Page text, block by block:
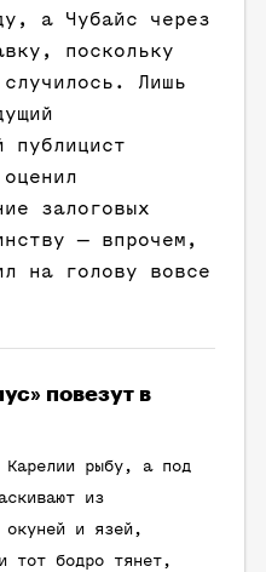
а Чубайс через
поскольку
Лишь
публицист
залоговых
— впрочем,
на голову вовсе
повезут в
Карелии рыбу, а под
из
окуней и язей,
тот бодро тянет,